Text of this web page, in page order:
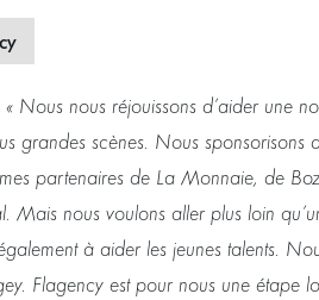
« Nous nous réjouissons d’aider une
grandes scènes. Nous sponsorisons
partenaires de La Monnaie, de
Mais nous voulons aller plus loin
à aider les jeunes talents.
Flagency est pour nous une étape